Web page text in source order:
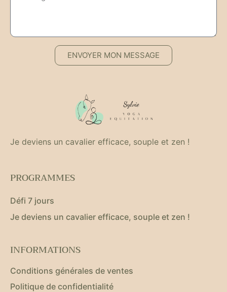
ENVOYER MON MESSAGE
Je deviens un cavalier efficace, souple et zen !
PROGRAMMES
Défi 7 jours
Je deviens un cavalier efficace, souple et zen !
INFORMATIONS
Conditions générales de ventes
Politique de confidentialité